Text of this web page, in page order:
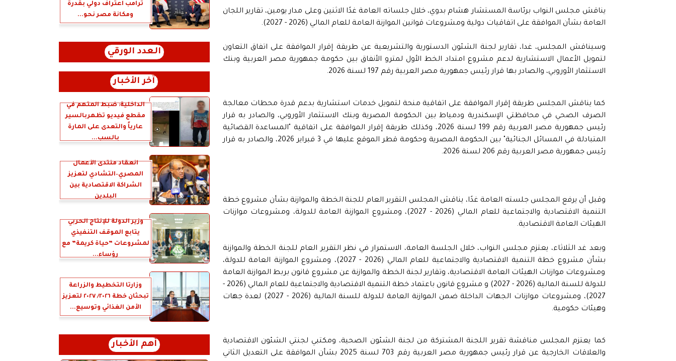
يناقش مجلس النواب برئاسة المستشار هشام بدوي، خلال جلساته العامة غدًا الاثنين وعلى مدار يومين، تقارير اللجان
العامة بشأن الموافقة على اتفاقيات دولية ومشروعات قوانين الموازنة العامة للعام المالي (2026 - 2027).
وسيناقش المجلس، غدا، تقارير لجنة الشئون الدستورية والتشريعية عن طريقة إقرار الموافقة على اتفاق التعاون
لتمويل الأعمال الاستشارية لدعم مشروع امتداد الخط الأول لمترو الأنفاق بين حكومة جمهورية مصر العربية وبنك
الاستثمار الأوروبي، والصادر بها قرار رئيس جمهورية مصر العربية رقم 197 لسنة 2026.
كما يناقش المجلس طريقة إقرار الموافقة على اتفاقية منحة لتمويل خدمات استشارية بدعم قدرة محطات معالجة
الصرف الصحي في محافظتي الإسكندرية ودمياط بين الحكومة المصرية وبنك الاستثمار الأوروبي، والصادر به قرار
رئيس جمهورية مصر العربية رقم 199 لسنة 2026، وكذلك طريقة إقرار الموافقة على اتفاقية "المساعدة القضائية
المتبادلة في المسائل الجنائية" بين الحكومة المصرية وحكومة قطر الموقع عليها في 3 فبراير 2026، والصادر به قرار
رئيس جمهورية مصر العربية رقم 206 لسنة 2026.
وقبل أن يرفع المجلس جلسته العامة غدًا، يناقش المجلس التقرير العام للجنة الخطة والموازنة بشأن مشروع خطة
التنمية الاقتصادية والاجتماعية للعام المالي (2026 - 2027)، ومشروع الموازنة العامة للدولة، ومشروعات موازنات
الهيئات العامة الاقتصادية.
وبعد غد الثلاثاء، يعتزم مجلس النواب، خلال الجلسة العامة، الاستمرار في نظر التقرير العام للجنة الخطة والموازنة
بشأن مشروع خطة التنمية الاقتصادية والاجتماعية للعام المالي (2026 - 2027)، ومشروع الموازنة العامة للدولة،
ومشروعات موازنات الهيئات العامة الاقتصادية، وتقارير لجنة الخطة والموازنة عن مشروع قانون بربط الموازنة العامة
للدولة للسنة المالية (2026 - 2027) و مشروع قانون باعتماد خطة التنمية الاقتصادية والاجتماعية للعام المالي (2026 -
2027)، ومشروعات موازنات الجهات الداخلة ضمن الموازنة العامة للدولة للسنة المالية (2026 - 2027) لعدة جهات
وهيئات حكومية.
كما يعتزم المجلس مناقشة تقرير اللجنة المشتركة من لجنة الشئون الصحية، ومكتبي لجنتي الشئون الاقتصادية
والعلاقات الخارجية عن قرار رئيس جمهورية مصر العربية رقم 703 لسنة 2025 بشأن الموافقة على التعديل الثاني
ترامب اعتراف دولي بقدرة
ومكانة مصر نحو...
العدد الورقي
آخر الأخبار
الداخلية: ضبط المتهم في
مقطع فيديو تظهربالسير
عارياً والتعدى على المارة
بالسب...
انعقاد منتدى الأعمال
المصري–التشادي لتعزيز
الشراكة الاقتصادية بين
البلدين
وزير الدولة للإنتاج الحربي
يتابع الموقف التنفيذي
لمشروعات ”حياة كريمة” مع
رؤساء...
وزارتا التخطيط والزراعة
تبحثان خطة ٢٠٢٦/ ٢٠٢٧ لتعزيز
الأمن الغذائي وتوسيع...
أهم الأخبار